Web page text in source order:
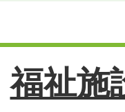
福祉施